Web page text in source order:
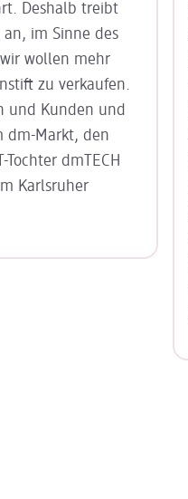
Deshalb treibt
an, im Sinne des
wollen mehr
zu verkaufen.
und Kunden und
dm-Markt, den
dmTECH
Karlsruher